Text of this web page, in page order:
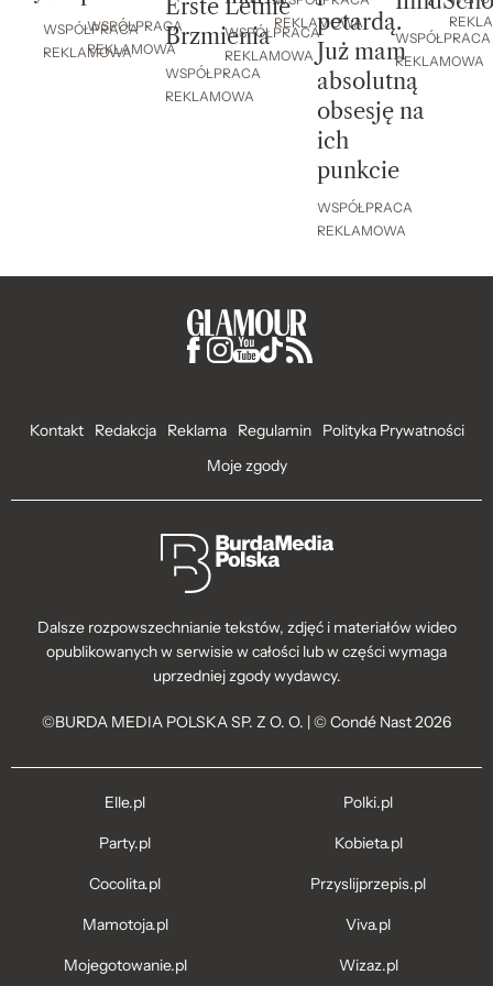
WSPÓŁPRACA
REKLAMOWA
WSPÓŁPRACA
REKLAMOWA
Erste Letnie
Brzmienia
WSPÓŁPRACA
REKLAMOWA
WSPÓŁPRACA
REKLAMOWA
REKLAMOWA
petardą.
Już mam
absolutną
obsesję na
ich
punkcie
WSPÓŁPRACA
REKLAMOWA
WSPÓŁPRACA
REKLAMOWA
Kontakt Redakcja Reklama Regulamin
Polityka Prywatności
Moje zgody
Dalsze rozpowszechnianie tekstów, zdjęć i materiałów wideo
opublikowanych w serwisie w całości lub w części wymaga
uprzedniej zgody wydawcy.
©BURDA MEDIA POLSKA SP. Z O. O. | © Condé Nast 2026
Elle.pl
Party.pl
Cocolita.pl
Mamotoja.pl
Mojegotowanie.pl
Polki.pl
Kobieta.pl
Przyslijprzepis.pl
Viva.pl
Wizaz.pl